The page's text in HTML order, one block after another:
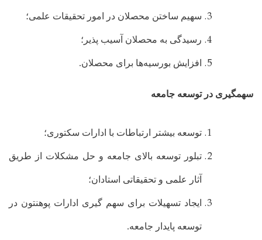
سهیم ساختن محصلان در امور تحقیقات علمی؛
رسیدگی به محصلان آسیب پذیر؛
افزایش بورسیهها برای محصلان.
سهمگیری در توسعه جامعه
توسعه بیشتر ارتباطات با ادارات سکتوری؛
تبلور توسعه بالای جامعه و حل مشکلات از طریق
آثار علمی و تحقیقاتی استادان؛
ایجاد تسهیلات برای سهم گیری ادارات پوهنتون در
توسعه پایدار جامعه.